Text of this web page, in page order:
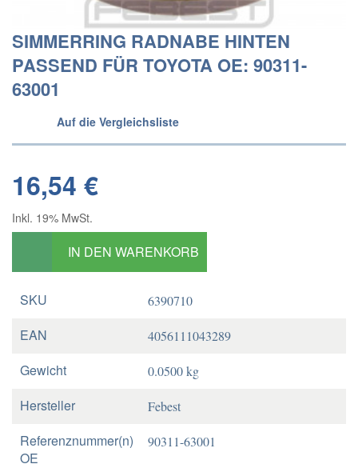
SIMMERRING RADNABE HINTEN
PASSEND FÜR TOYOTA OE: 90311-
63001
Auf die Vergleichsliste
16,54 €
Inkl. 19% MwSt.
IN DEN WARENKORB
SKU 6390710
EAN 4056111043289
Gewicht 0.0500 kg
Hersteller Febest
Referenznummer(n)
OE
90311-63001